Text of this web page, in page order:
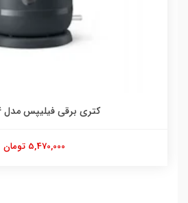
کتری برقی فیلیپس مدل HD9314
5,470,000 تومان